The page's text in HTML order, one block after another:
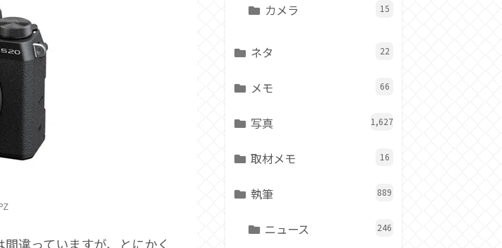
違っていますが、とにかく
カメラ 15
ネタ 22
メモ 66
写真 1,627
取材メモ 16
執筆 889
ニュース 246